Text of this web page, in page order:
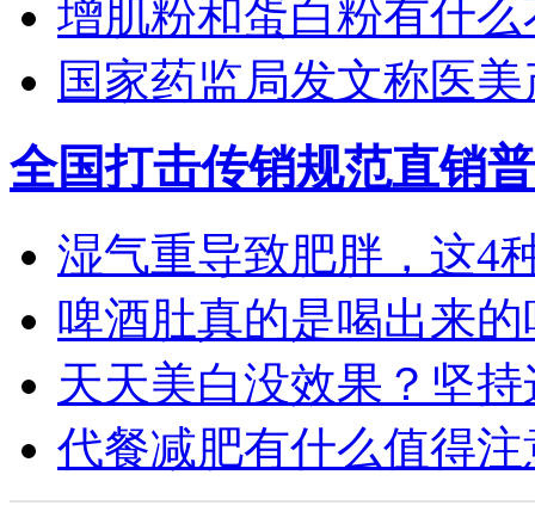
增肌粉和蛋白粉有什么
国家药监局发文称医
全国打击传销规范直销
湿气重导致肥胖，这4
啤酒肚真的是喝出来的
天天美白没效果？坚持
代餐减肥有什么值得注